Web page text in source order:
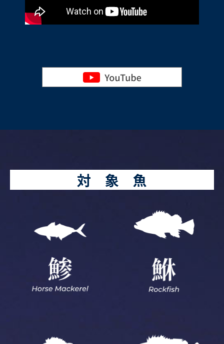
対 象 魚